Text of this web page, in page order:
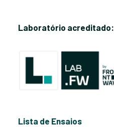
Laboratório acreditado:
Lista de Ensaios